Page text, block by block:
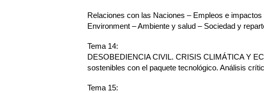
Relaciones con las Naciones – Empleos e
Environment – Ambiente y salud – Sociedad y
Tema 14:
DESOBEDIENCIA CIVIL. CRISIS CLIMÁTICA Y
sostenibles con el paquete tecnológico. Análisis
Tema 15: